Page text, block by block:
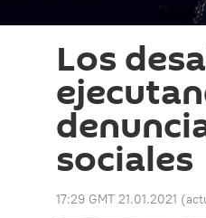
Los
sociales
17:29 GMT 21.01.2021